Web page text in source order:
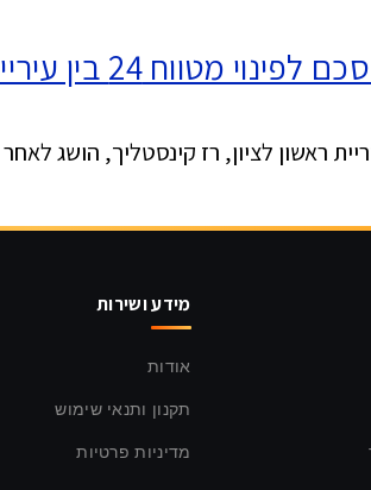
לציון ומשרד הביטחון
ראשון לציון, רז קינסטליך, הושג
מידע ושירות
אודות
תקנון ותנאי שימוש
מדיניות פרטיות